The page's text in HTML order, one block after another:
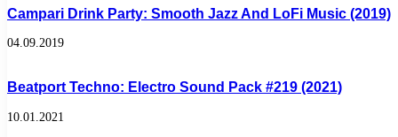
Campari Drink Party: Smooth Jazz And LoFi Music (2019)
04.09.2019
Beatport Techno: Electro Sound Pack #219 (2021)
10.01.2021